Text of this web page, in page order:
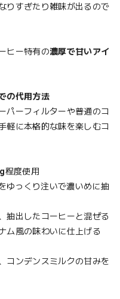
りすぎたり雑味が出るので
ヒー特有の濃厚で甘いアイ
の代用方法
パーフィルターや普通のコ
軽に本格的な味を楽しむコ
程度使用
ゆっくり注いで濃いめに抽
抽出したコーヒーと混ぜる
ム風の味わいに仕上げる
コンデンスミルクの甘みを